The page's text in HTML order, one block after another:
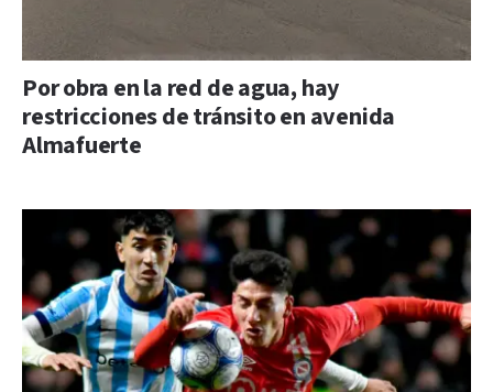
Por obra en la red de agua, hay
restricciones de tránsito en avenida
Almafuerte